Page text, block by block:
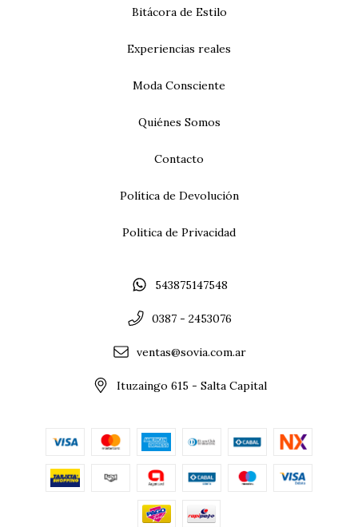
Bitácora de Estilo
Experiencias reales
Moda Consciente
Quiénes Somos
Contacto
Política de Devolución
Politica de Privacidad
543875147548
0387 - 2453076
ventas@sovia.com.ar
Ituzaingo 615 - Salta Capital